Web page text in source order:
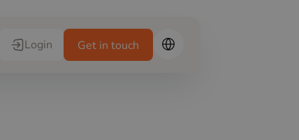
Login Get in touch